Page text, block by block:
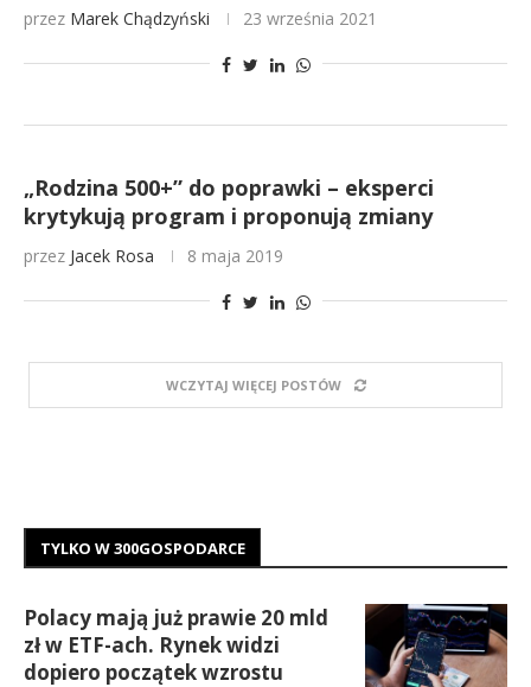
przez Marek Chądzyński 23 września 2021
„Rodzina 500+” do poprawki – eksperci
krytykują program i proponują zmiany
przez Jacek Rosa 8 maja 2019
WCZYTAJ WIĘCEJ POSTÓW
TYLKO W 300GOSPODARCE
Polacy mają już prawie 20 mld
zł w ETF-ach. Rynek widzi
dopiero początek wzrostu